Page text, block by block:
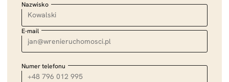
Nazwisko
E-mail
Numer telefonu